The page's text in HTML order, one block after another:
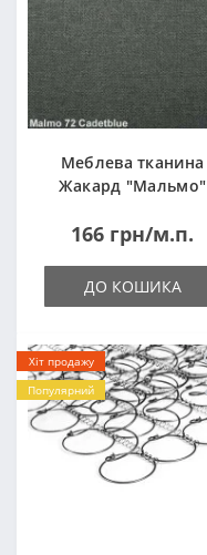
Меблева тканина
Жакард "Мальмо"
166 грн/м.п.
ДО КОШИКА
Хіт продажу
Популярний